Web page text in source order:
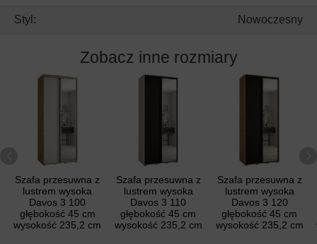
Styl: Nowoczesny
Zobacz inne rozmiary
Szafa przesuwna z
lustrem wysoka
Davos 3 100
głębokość 45 cm
wysokość 235,2 cm
Szafa przesuwna z
lustrem wysoka
Davos 3 110
głębokość 45 cm
wysokość 235,2 cm
Szafa przesuwna z
lustrem wysoka
Davos 3 120
głębokość 45 cm
wysokość 235,2 cm